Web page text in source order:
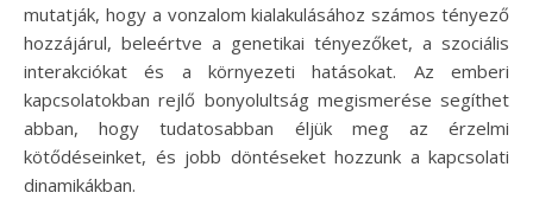
mutatják, hogy a vonzalom kialakulásához számos tényező
hozzájárul, beleértve a genetikai tényezőket, a szociális
interakciókat és a környezeti hatásokat. Az emberi
kapcsolatokban rejlő bonyolultság megismerése segíthet
abban, hogy tudatosabban éljük meg az érzelmi
kötődéseinket, és jobb döntéseket hozzunk a kapcsolati
dinamikákban.